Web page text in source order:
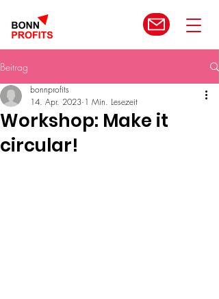
Beitrag
Workshop: Make it
circular!
bonnprofits
14. Apr. 2023 1 Min. Lesezeit